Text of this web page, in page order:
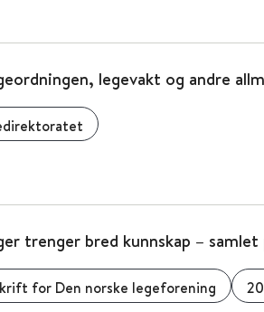
legevakt og andre
trenger bred kunnskap –
for Den norske legeforening